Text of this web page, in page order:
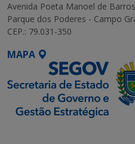
Avenida Poeta Manoel de
Parque dos Poderes - Campo
CEP.: 79.031-350
MAPA